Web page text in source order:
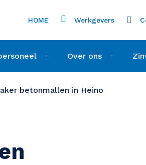
HOME Werkgevers
Over ons
betonmallen in Heino